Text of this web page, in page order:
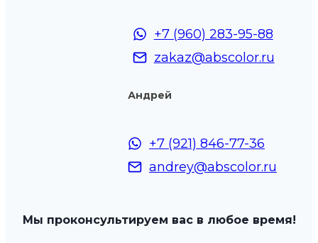
+7 (960) 283-95-88
zakaz@abscolor.ru
Андрей
+7 (921) 846-77-36
andrey@abscolor.ru
Мы проконсультируем вас в любое время!